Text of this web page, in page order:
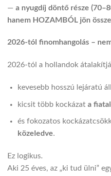
— a nyugdíj döntő része
hanem HOZAMBÓL jön
2026-tól finomhangolás –
2026-tól a hollandok
kevesebb hosszú lejáratú
kicsit több kockázat a
és fokozatos
közeledve.
Ez logikus.
Aki 25 éves, az „ki tud ülni”